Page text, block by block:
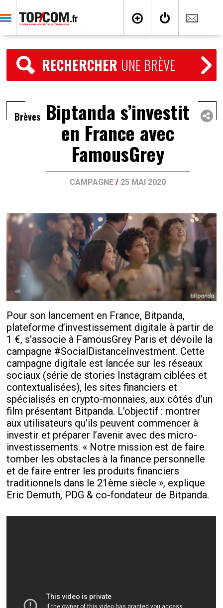
RECHERCHER UNE BRÈVE
Brèves Biptanda s’investit
en France avec
FamousGrey
CAMPAGNE / 25 MAI 2020
Pour son lancement en France, Bitpanda,
plateforme d’investissement digitale à partir de
1 €, s’associe à FamousGrey Paris et dévoile la
campagne #SocialDistanceInvestment. Cette
campagne digitale est lancée sur les réseaux
sociaux (série de stories Instagram ciblées et
contextualisées), les sites financiers et
spécialisés en crypto-monnaies, aux côtés d’un
film présentant Bitpanda. L’objectif : montrer
aux utilisateurs qu’ils peuvent commencer à
investir et préparer l’avenir avec des micro-
investissements. « Notre mission est de faire
tomber les obstacles à la finance personnelle
et de faire entrer les produits financiers
traditionnels dans le 21ème siècle », explique
Eric Demuth, PDG & co-fondateur de Bitpanda.